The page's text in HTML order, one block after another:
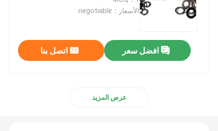
من خلال حلقة الانزلاق ثقب
الأسعار：negotiable
افضل سعر اتصل بنا
عرض المزيد